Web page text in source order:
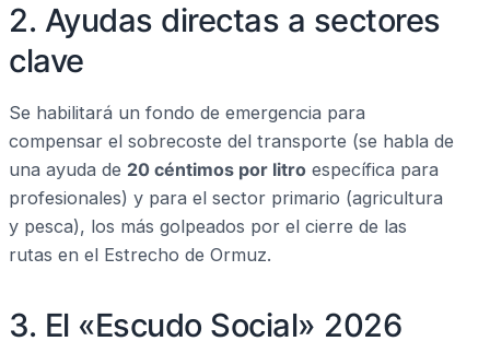
2. Ayudas directas a sectores
clave
Se habilitará un fondo de emergencia para
compensar el sobrecoste del transporte (se habla de
una ayuda de 20 céntimos por litro específica para
profesionales) y para el sector primario (agricultura
y pesca), los más golpeados por el cierre de las
rutas en el Estrecho de Ormuz.
3. El «Escudo Social» 2026